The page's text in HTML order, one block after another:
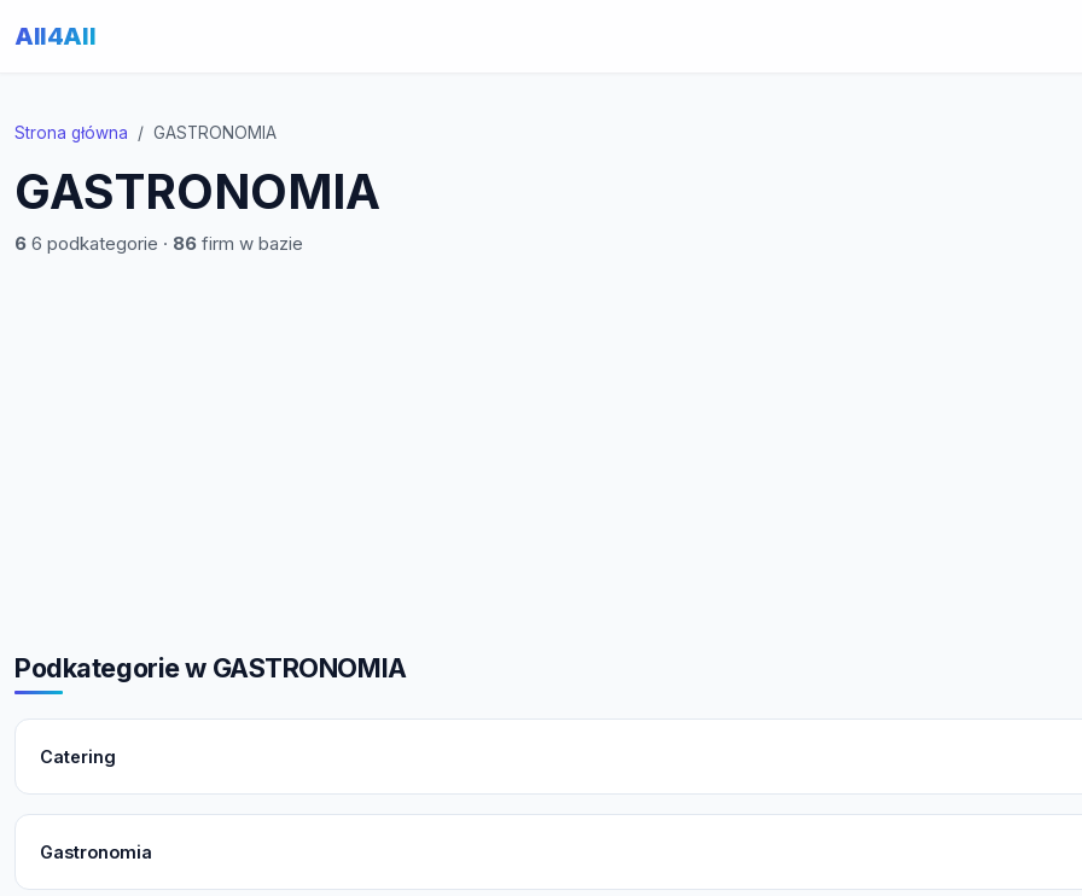
All4All
Strona główna GASTRONOMIA
GASTRONOMIA
6 6 podkategorie · 86 firm w bazie
Podkategorie w GASTRONOMIA
Catering
Gastronomia